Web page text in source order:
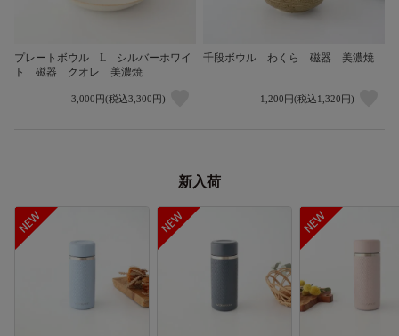
プレートボウル L シルバーホワイ
ト 磁器 クオレ 美濃焼
3,000円(税込3,300円)
千段ボウル わくら 磁器 美濃焼
1,200円(税込1,320円)
新入荷